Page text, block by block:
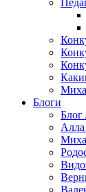
Блоги
Блог
Алла